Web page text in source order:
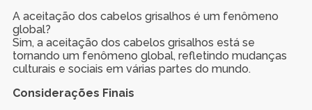
A aceitação dos cabelos grisalhos é um fenômeno
global?
Sim, a aceitação dos cabelos grisalhos está se
tornando um fenômeno global, refletindo mudanças
culturais e sociais em várias partes do mundo.
Considerações Finais